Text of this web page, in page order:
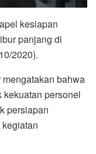
kesiapan
panjang di
2020).
bahwa
personel
persiapan